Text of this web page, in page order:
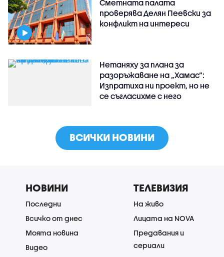
Сметната палата
проверява Делян Пеевски за
конфликт на интереси
Нетаняху за плана за
разоръжаване на „Хамас“:
Изпратиха ни проект, но не
се съгласихме с него
ВСИЧКИ НОВИНИ
НОВИНИ
Последни
Всичко от днес
Моята новина
Видео
ТЕЛЕВИЗИЯ
На живо
Лицата на NOVA
Предавания и
сериали